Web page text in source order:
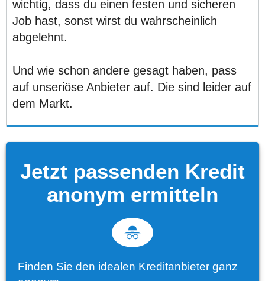
wichtig, dass du einen festen und sicheren
Job hast, sonst wirst du wahrscheinlich
abgelehnt.
Und wie schon andere gesagt haben, pass
auf unseriöse Anbieter auf. Die sind leider auf
dem Markt.
Jetzt passenden Kredit
anonym ermitteln
Finden Sie den idealen Kreditanbieter ganz